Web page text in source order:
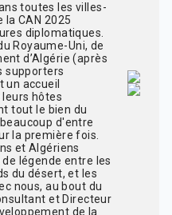
toutes les villes-
la CAN 2025
diplomatiques.
Royaume-Uni, de
d’Algérie (après
supporters
un accueil
hôtes
tout le bien du
d'entre
la première fois.
et Algériens
légende entre les
du désert, et les
nous, au bout du
et Directeur
de la